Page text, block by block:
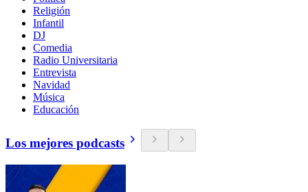
Religión
Infantil
DJ
Comedia
Radio Universitaria
Entrevista
Navidad
Música
Educación
Los mejores podcasts